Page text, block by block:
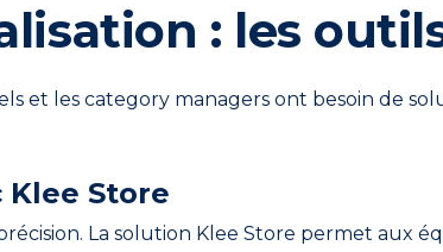
: les
et les categorymanagers ont besoin de
Store
La solution Klee Store permet aux